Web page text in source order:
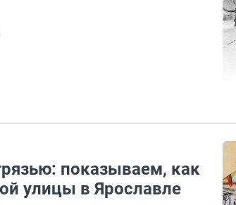
показываем, как
улицы в Ярославле